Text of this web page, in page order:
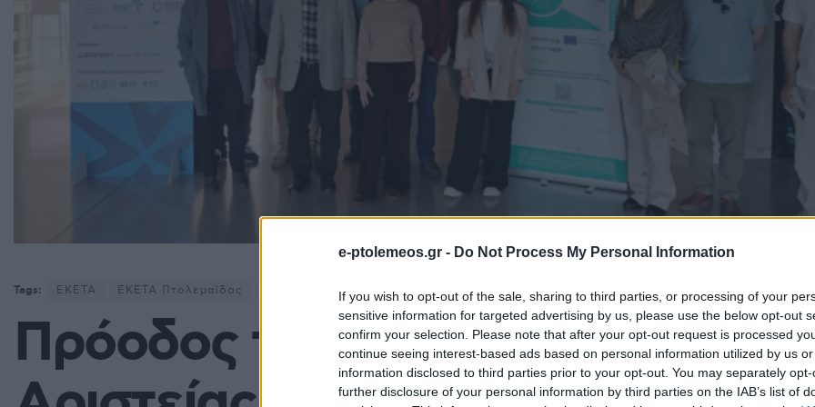
e-ptolemeos.gr - Do Not Process My Personal Information
If you wish to opt-out of the sale, sharing to third parties, or processing of your
sensitive information for targeted advertising by us, please use the below opt-out
confirm your selection. Please note that after your opt-out request is processed
continue seeing interest-based ads based on personal information utilized by us
information disclosed to third parties prior to your opt-out. You may separately
further disclosure of your personal information by third parties on the IAB’s list of
Tags: ΕΚΕΤΑ ΕΚΕΤΑ Πτολεμαΐδας Ελλάδα
Πρόοδος του έργου “Κέντρα